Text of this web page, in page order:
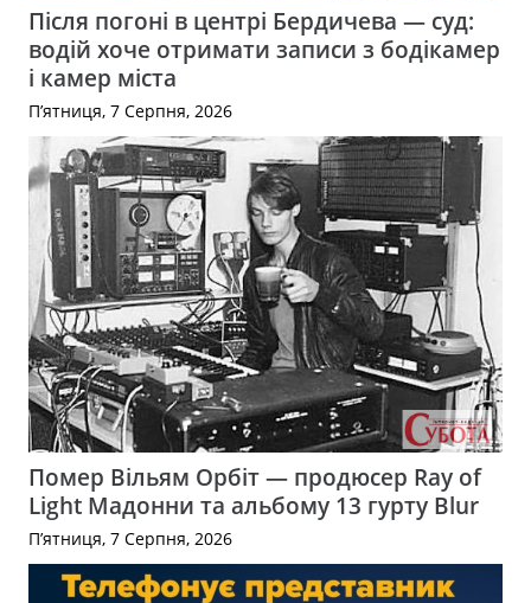
Після погоні в центрі Бердичева — суд:
водій хоче отримати записи з бодікамер
і камер міста
П’ятниця, 7 Серпня, 2026
Помер Вільям Орбіт — продюсер Ray of
Light Мадонни та альбому 13 гурту Blur
П’ятниця, 7 Серпня, 2026